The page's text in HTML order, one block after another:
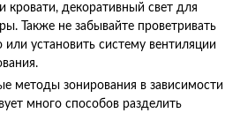
кровати, декоративный свет для
Также не забывайте проветривать
или установить систему вентиляции
методы зонирования в зависимости
много способов разделить